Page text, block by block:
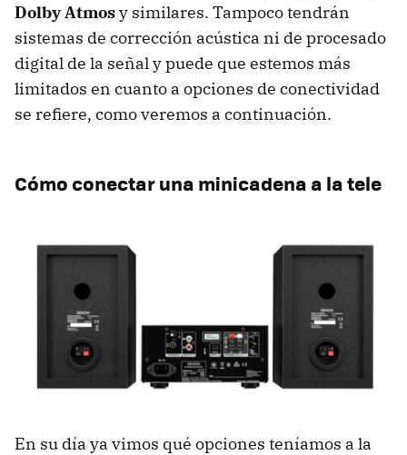
Dolby Atmosy similares. Tampoco tendrán
sistemas de corrección acústica ni de procesado
digital de la señal y puede que estemos más
limitados en cuanto a opciones de conectividad
se refiere, como veremos a continuación.
Cómo conectar una minicadena a la tele
En su día ya vimos qué opciones teníamos a la